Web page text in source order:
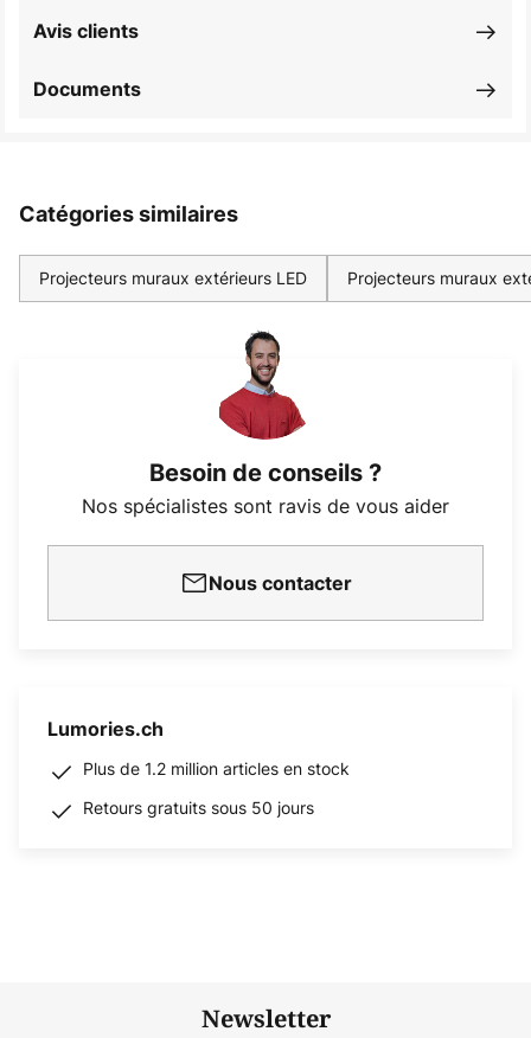
Avis clients
Documents
Catégories similaires
Projecteurs muraux extérieurs LED Projecteurs muraux
Besoin de conseils ?
Nos spécialistes sont ravis de vous aider
Nous contacter
Lumories.ch
Plus de 1.2 million articles en stock
Retours gratuits sous 50 jours
Newsletter